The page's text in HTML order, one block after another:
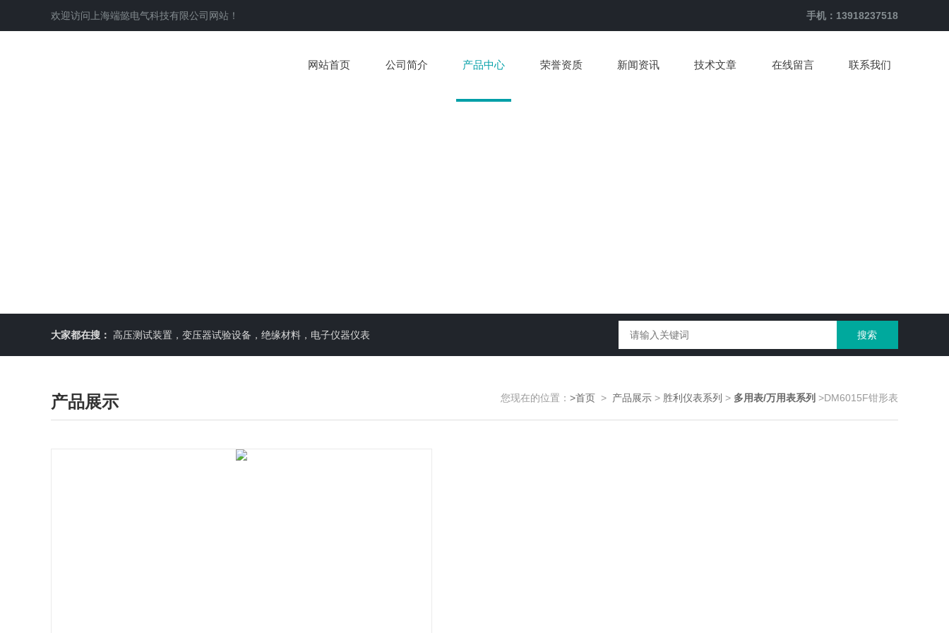
欢迎访问 上海端懿电气科技有限公司 网站！ 手机：13918237518
网站首页 公司简介 产品中心 荣誉资质 新闻资讯 技术文章 在线留言 联系我们
大家都在搜： 高压测试装置，变压器试验设备，绝缘材料，电子仪器仪表
产品展示 您现在的位置： >首页 > 产品展示 > 胜利仪表系列 > 多用表/万用表系列 >DM6015F钳形表